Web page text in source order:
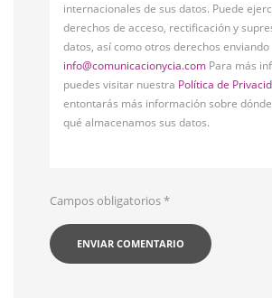
internacionales de sus datos. Puede
derechos de acceso, rectificación y
datos, así como otros derechos
info@comunicacionycia.com Para más
puedes visitar nuestra Política de
entontarás más información sobre
qué almacenamos sus datos.
Campos obligatorios*